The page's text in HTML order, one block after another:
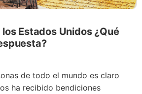
Estados Unidos ¿Qué
de todo el mundo es claro
ha recibido bendiciones